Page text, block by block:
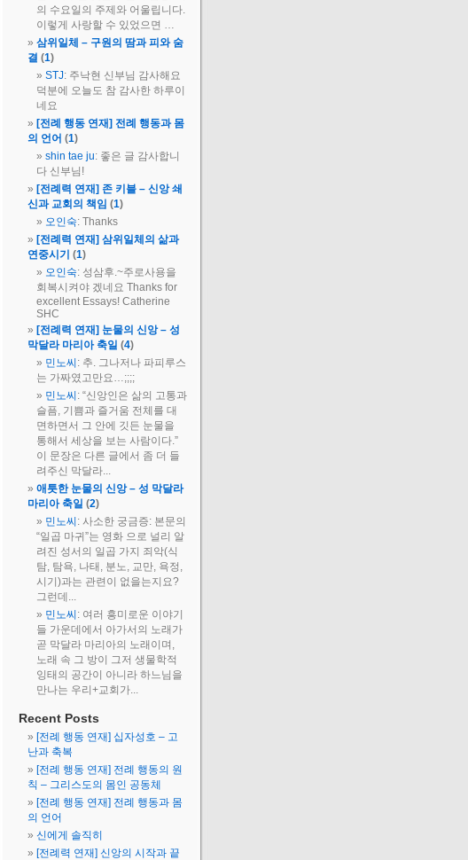
의 수요일의 주제와 어울립니다.
이렇게 사랑할 수 있었으면 …
삼위일체 – 구원의 땀과 피와 숨
결 (1)
STJ: 주낙현 신부님 감사해요
덕분에 오늘도 참 감사한 하루이
네요
[전례 행동 연재] 전례 행동과 몸
의 언어 (1)
shin tae ju: 좋은 글 감사합니
다 신부님!
[전례력 연재] 존 키블 – 신앙 쇄
신과 교회의 책임 (1)
오인숙: Thanks
[전례력 연재] 삼위일체의 삶과
연중시기 (1)
오인숙: 성삼후.~주로사용을
회복시켜야 겠네요 Thanks for
excellent Essays! Catherine
SHC
[전례력 연재] 눈물의 신앙 – 성
막달라 마리아 축일 (4)
민노씨 : 추. 그나저나 파피루스
는 가짜였고만요…;;;;
민노씨 : “신앙인은 삶의 고통과
슬픔, 기쁨과 즐거움 전체를 대
면하면서 그 안에 깃든 눈물을
통해서 세상을 보는 사람이다.”
이 문장은 다른 글에서 좀 더 들
려주신 막달라...
애틋한 눈물의 신앙 – 성 막달라
마리아 축일 (2)
민노씨 : 사소한 궁금증: 본문의
“일곱 마귀”는 영화 으로 널리 알
려진 성서의 일곱 가지 죄악(식
탐, 탐욕, 나태, 분노, 교만, 욕정,
시기)과는 관련이 없을는지요?
그런데...
민노씨 : 여러 흥미로운 이야기
들 가운데에서 아가서의 노래가
곧 막달라 마리아의 노래이며,
노래 속 그 방이 그저 생물학적
잉태의 공간이 아니라 하느님을
만나는 우리+교회가...
Recent Posts
[전례 행동 연재] 십자성호 – 고
난과 축복
[전례 행동 연재] 전례 행동의 원
칙 – 그리스도의 몸인 공동체
[전례 행동 연재] 전례 행동과 몸
의 언어
신에게 솔직히
[전례력 연재] 신앙의 시작과 끝